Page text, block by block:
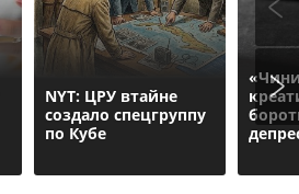
NYT: ЦРУ втайне
создало спецгруппу
по Кубе